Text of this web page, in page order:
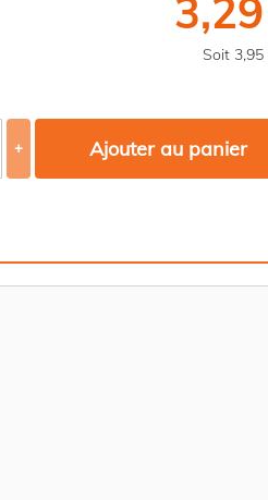
Soit 3,95
+ Ajouter au panier